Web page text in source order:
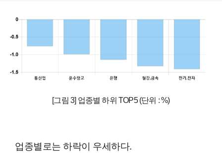
[그림 3] 업종별 하위 TOP5 (단위 : %)
업종별로는 하락이 우세하다.